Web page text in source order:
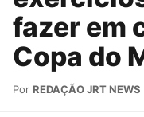
fazer em
Copa do
Por REDAÇÃO JRT NEWS